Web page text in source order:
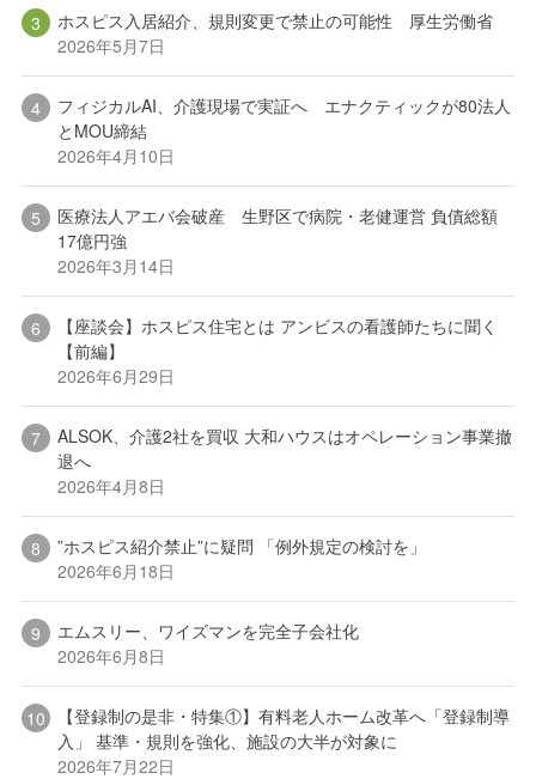
ホスピス入居紹介、規則変更で禁止の可能性 厚生労働省
2026年5月7日
フィジカルAI、介護現場で実証へ エナクティックが80法人
とMOU締結
2026年4月10日
医療法人アエバ会破産 生野区で病院・老健運営 負債総額
17億円強
2026年3月14日
【座談会】ホスピス住宅とは アンビスの看護師たちに聞く
【前編】
2026年6月29日
ALSOK、介護2社を買収 大和ハウスはオペレーション事業撤
退へ
2026年4月8日
”ホスピス紹介禁止”に疑問 「例外規定の検討を」
2026年6月18日
エムスリー、ワイズマンを完全子会社化
2026年6月8日
【登録制の是非・特集①】有料老人ホーム改革へ「登録制導
入」 基準・規則を強化、施設の大半が対象に
2026年7月22日